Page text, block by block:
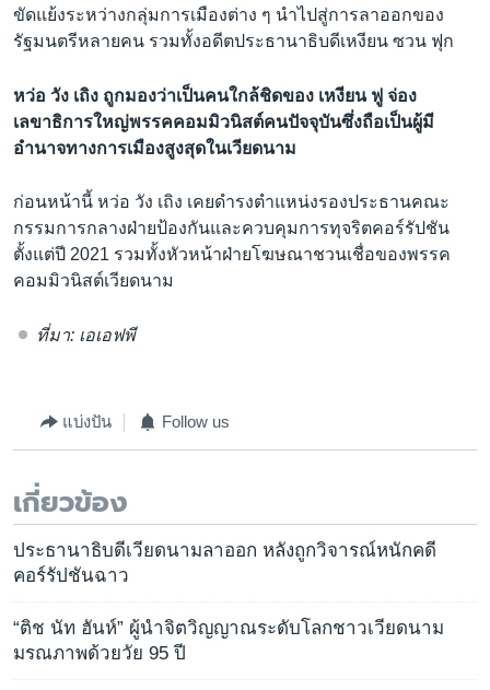
ขัดแย้งระหว่างกลุ่มการเมืองต่าง ๆ นำไปสู่การลาออกของ
รัฐมนตรีหลายคน รวมทั้งอดีตประธานาธิบดีเหงียน ซวน ฟุก
หว่อ วัง เถิง ถูกมองว่าเป็นคนใกล้ชิดของ เหงียน ฟู จ่อง
เลขาธิการใหญ่พรรคคอมมิวนิสต์คนปัจจุบันซึ่งถือเป็นผู้มี
อำนาจทางการเมืองสูงสุดในเวียดนาม
ก่อนหน้านี้ หว่อ วัง เถิง เคยดำรงตำแหน่งรองประธานคณะ
กรรมการกลางฝ่ายป้องกันและควบคุมการทุจริตคอร์รัปชัน
ตั้งแต่ปี 2021 รวมทั้งหัวหน้าฝ่ายโฆษณาชวนเชื่อของพรรค
คอมมิวนิสต์เวียดนาม
ที่มา: เอเอฟพี
แบ่งปัน Follow us
เกี่ยวข้อง
ประธานาธิบดีเวียดนามลาออก หลังถูกวิจารณ์หนักคดี
คอร์รัปชันฉาว
“ติช นัท ฮันห์” ผู้นำจิตวิญญาณระดับโลกชาวเวียดนาม
มรณภาพด้วยวัย 95 ปี